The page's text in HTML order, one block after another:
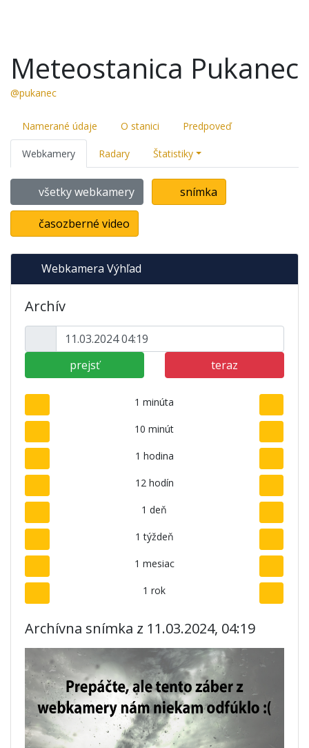
Meteostanica Pukanec
@pukanec
Namerané údaje O stanici Predpoveď
Webkamery Radary Štatistiky
všetky webkamery snímka
časozberné video
Webkamera Výhľad
Archív
prejsť teraz
1 minúta
10 minút
1 hodina
12 hodín
1 deň
1 týždeň
1 mesiac
1 rok
Archívna snímka z 11.03.2024, 04:19